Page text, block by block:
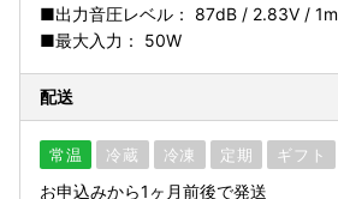
■出力音圧レベル： 87dB / 2.83V / 1m
■最大入力： 50W
配送
常温 冷蔵 冷凍 定期 ギフト
お申込みから1ヶ月前後で発送